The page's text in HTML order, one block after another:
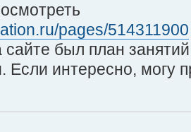
pages/514311900
сайте был план
Если интересно, могу